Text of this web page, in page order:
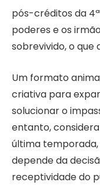
pós-créditos da
poderes e os
sobrevivido, o
Um formato
criativa para
solucionar o
entanto,
última
depende da
receptividade do